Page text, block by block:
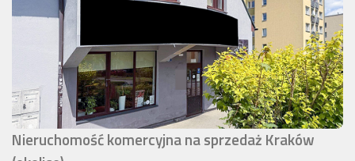
Nieruchomość komercyjna na sprzedaż Kraków